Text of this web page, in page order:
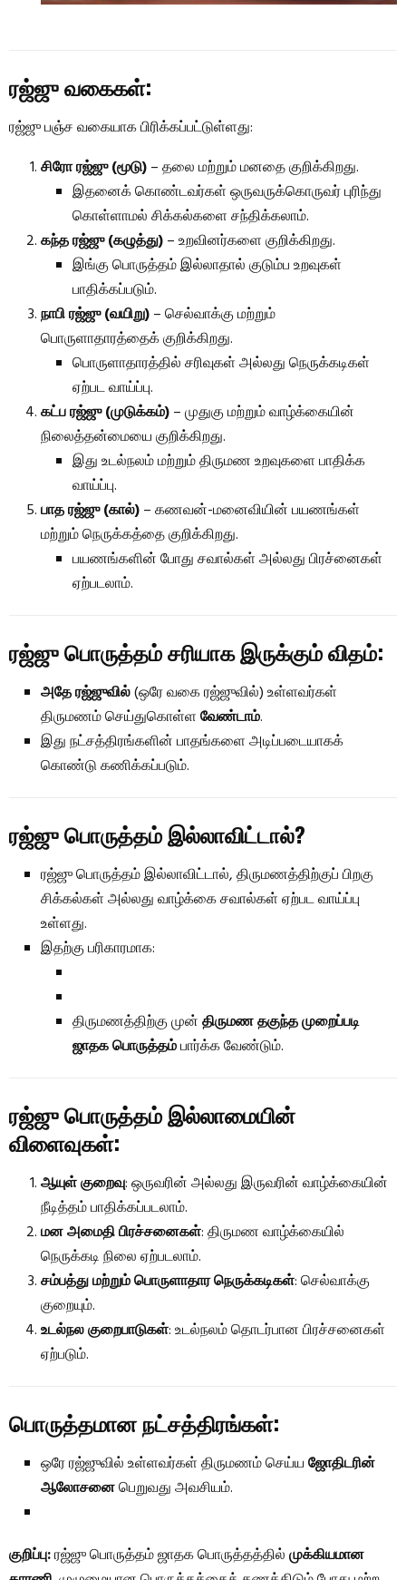
ரஜ்ஜு வகைகள்:
ரஜ்ஜு பஞ்ச வகையாக பிரிக்கப்பட்டுள்ளது:
சிரோ ரஜ்ஜு (மூடு)– தலை மற்றும் மனதை குறிக்கிறது.
இதனைக் கொண்டவர்கள் ஒருவருக்கொருவர் புரிந்து
கொள்ளாமல் சிக்கல்களை சந்திக்கலாம்.
கந்த ரஜ்ஜு (கழுத்து)– உறவினர்களை குறிக்கிறது.
இங்கு பொருத்தம் இல்லாதால் குடும்ப உறவுகள்
பாதிக்கப்படும்.
நாபி ரஜ்ஜு (வயிறு)– செல்வாக்கு மற்றும்
பொருளாதாரத்தைக் குறிக்கிறது.
பொருளாதாரத்தில் சரிவுகள் அல்லது நெருக்கடிகள்
ஏற்பட வாய்ப்பு.
கட்ப ரஜ்ஜு (முடுக்கம்)– முதுகு மற்றும் வாழ்க்கையின்
நிலைத்தன்மையை குறிக்கிறது.
இது உடல்நலம் மற்றும் திருமண உறவுகளை பாதிக்க
வாய்ப்பு.
பாத ரஜ்ஜு (கால்)– கணவன்-மனைவியின் பயணங்கள்
மற்றும் நெருக்கத்தை குறிக்கிறது.
பயணங்களின் போது சவால்கள் அல்லது பிரச்னைகள்
ஏற்படலாம்.
ரஜ்ஜு பொருத்தம் சரியாக இருக்கும் விதம்:
அதே ரஜ்ஜுவில்(ஒரே வகை ரஜ்ஜுவில்) உள்ளவர்கள்
திருமணம் செய்துகொள்ளவேண்டாம்.
இது நட்சத்திரங்களின் பாதங்களை அடிப்படையாகக்
கொண்டு கணிக்கப்படும்.
ரஜ்ஜு பொருத்தம் இல்லாவிட்டால்?
ரஜ்ஜு பொருத்தம் இல்லாவிட்டால், திருமணத்திற்குப் பிறகு
சிக்கல்கள் அல்லது வாழ்க்கை சவால்கள் ஏற்பட வாய்ப்பு
உள்ளது.
இதற்கு பரிகாரமாக:
திருமணத்திற்கு முன்திருமண தகுந்த முறைப்படி
ஜாதக பொருத்தம்பார்க்க வேண்டும்.
ரஜ்ஜு பொருத்தம் இல்லாமையின்
விளைவுகள்:
ஆயுள் குறைவு: ஒருவரின் அல்லது இருவரின் வாழ்க்கையின்
நீடித்தம் பாதிக்கப்படலாம்.
மன அமைதி பிரச்சனைகள்: திருமண வாழ்க்கையில்
நெருக்கடி நிலை ஏற்படலாம்.
சம்பத்து மற்றும் பொருளாதார நெருக்கடிகள்: செல்வாக்கு
குறையும்.
உடல்நல குறைபாடுகள்: உடல்நலம் தொடர்பான பிரச்சனைகள்
ஏற்படும்.
பொருத்தமான நட்சத்திரங்கள்:
ஒரே ரஜ்ஜுவில் உள்ளவர்கள் திருமணம் செய்யஜோதிடரின்
ஆலோசனைபெறுவது அவசியம்.
குறிப்பு:ரஜ்ஜு பொருத்தம் ஜாதக பொருத்தத்தில்முக்கியமான